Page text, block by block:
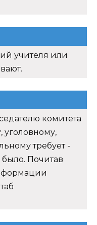
учителя или
комитета
уголовному,
требует -
Почитав